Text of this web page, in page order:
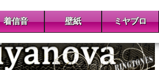
着信音 壁紙 ミヤブロ